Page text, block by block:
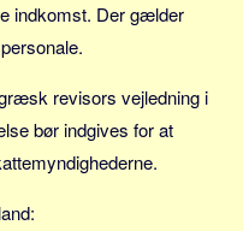
indkomst. Der gælder
revisors vejledning i
bør indgives for at